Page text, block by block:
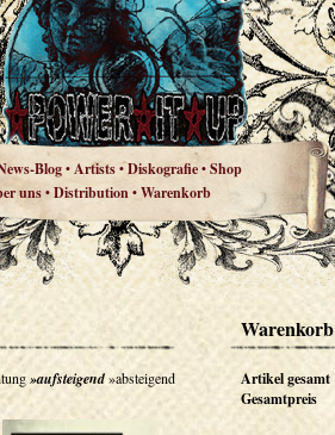
Blog•Artists•Diskografie•Shop
uns•Distribution•Warenkorb
»aufsteigend»absteigend
Warenkorb
Artikel gesamt
Gesamtpreis